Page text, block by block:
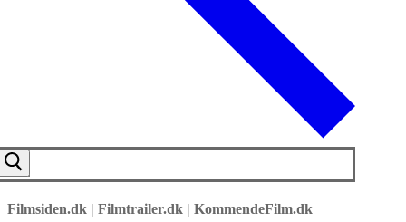
Filmsiden.dk | Filmtrailer.dk | KommendeFilm.dk